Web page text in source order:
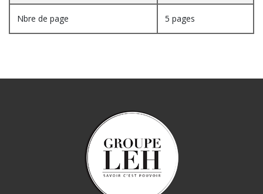
Nbre de page 5 pages